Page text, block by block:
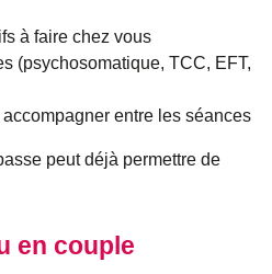
à faire chez vous
(psychosomatique, TCC, EFT,
entre les séances
peut déjà permettre de
en couple